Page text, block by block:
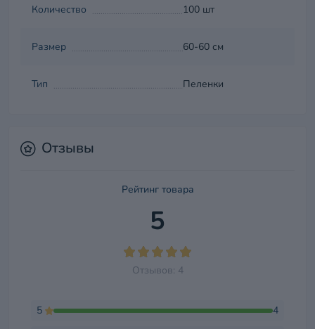
Количество
100 шт
Размер 60-60 см
Тип Пеленки
Отзывы
Рейтинг товара
5
Отзывов: 4
5
4